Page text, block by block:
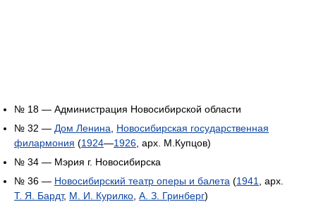
№ 18 — Администрация Новосибирской области
№ 32 — Дом Ленина
Новосибирская государственная
филармония (1924—1926 , арх. М.Купцов)
№ 34 — Мэрия г. Новосибирска
№ 36 — Новосибирский театр оперы и балета (1941
, арх.
Т. Я. Бардт, М. И. Курилко А. З. Гринберг)